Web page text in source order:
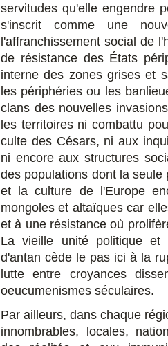
servitudes qu'elle engendre
s'inscrit comme une
l'affranchissement social de
de résistance des États
interne des zones grises et
les périphéries ou les
clans des nouvelles
les territoires ni combattu
culte des Césars, ni aux
ni encore aux structures
des populations dont la
et la culture de l'Europe
mongoles et altaïques car
et à une résistance où
La vieille unité politique
d'antan cède le pas ici à la
lutte entre croyances
oeucumenismes séculaires.
Par ailleurs, dans chaque
innombrables, locales,